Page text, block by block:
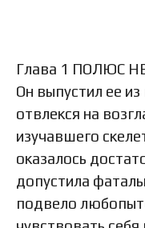
Глава 1 ПОЛЮС
Он выпустил ее
отвлекся на
изучавшего
оказалось
допустила
подвело